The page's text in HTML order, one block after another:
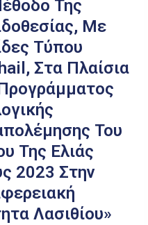
Της
Με
Τύπου
Στα Πλαίσια
Του
Της Ελιάς
2023 Στην
Λασιθίου»